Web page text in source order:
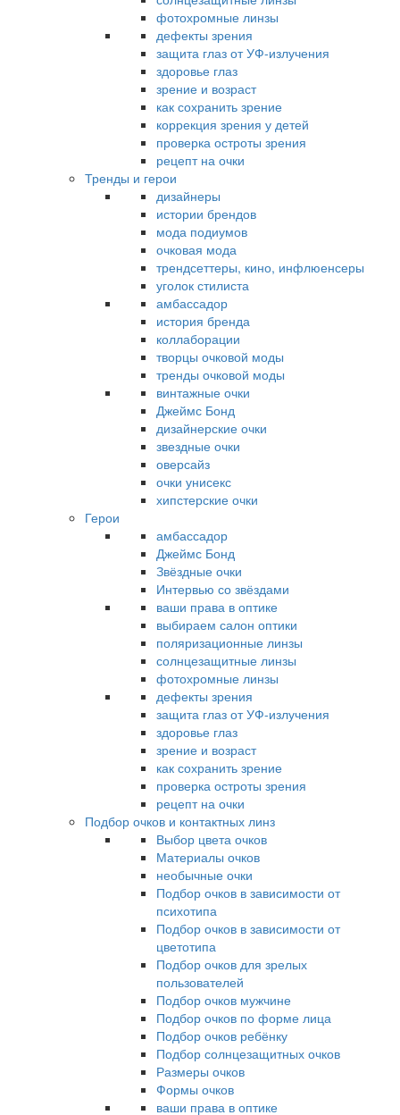
фотохромные линзы
дефекты зрения
защита глаз от УФ-излучения
здоровье глаз
зрение и возраст
как сохранить зрение
коррекция зрения у детей
проверка остроты зрения
рецепт на очки
Тренды и герои
дизайнеры
истории брендов
мода подиумов
очковая мода
трендсеттеры, кино, инфлюенсеры
уголок стилиста
амбассадор
история бренда
коллаборации
творцы очковой моды
тренды очковой моды
винтажные очки
Джеймс Бонд
дизайнерские очки
звездные очки
оверсайз
очки унисекс
хипстерские очки
Герои
амбассадор
Джеймс Бонд
Звёздные очки
Интервью со звёздами
ваши права в оптике
выбираем салон оптики
поляризационные линзы
солнцезащитные линзы
фотохромные линзы
дефекты зрения
защита глаз от УФ-излучения
здоровье глаз
зрение и возраст
как сохранить зрение
проверка остроты зрения
рецепт на очки
Подбор очков и контактных линз
Выбор цвета очков
Материалы очков
необычные очки
Подбор очков в зависимости от
психотипа
Подбор очков в зависимости от
цветотипа
Подбор очков для зрелых
пользователей
Подбор очков мужчине
Подбор очков по форме лица
Подбор очков ребёнку
Подбор солнцезащитных очков
Размеры очков
Формы очков
ваши права в оптике